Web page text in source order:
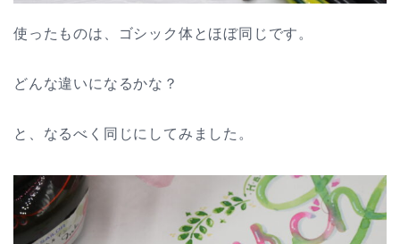
使ったものは、ゴシック体とほぼ同じです。
どんな違いになるかな？
と、なるべく同じにしてみました。